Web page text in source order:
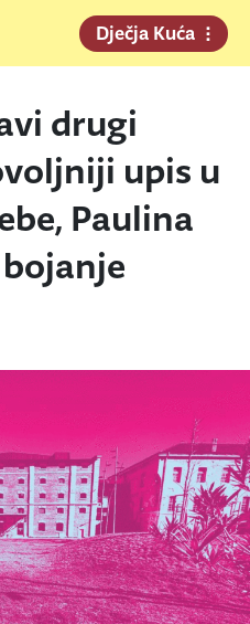
Dječja Kuća
drugi
upis u
Paulina